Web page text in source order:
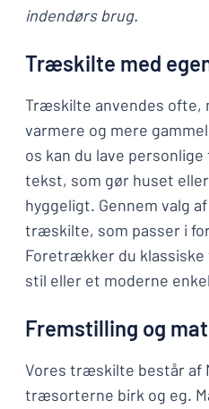
indendørs brug.
Træskilte med
Træskilte anvendes ofte,
varmere og mere
os kan du lave
tekst, som gør huset
hyggeligt. Gennem valg
træskilte, som passer i
Foretrækker du
stil eller et moderne
Fremstilling og
Vores træskilte består af
træsorterne birk og eg.